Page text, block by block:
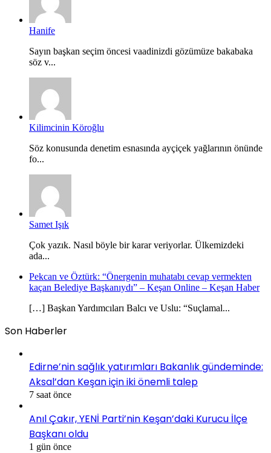
Hanife
Sayın başkan seçim öncesi vaadinizdi gözümüze bakabaka
söz v...
Kilimcinin Köroğlu
Söz konusunda denetim esnasında ayçiçek yağlarının önünde
fo...
Samet Işık
Çok yazık. Nasıl böyle bir karar veriyorlar. Ülkemizdeki
ada...
Pekcan ve Öztürk: “Önergenin muhatabı cevap vermekten
kaçan Belediye Başkanıydı” – Keşan Online – Keşan Haber
[…] Başkan Yardımcıları Balcı ve Uslu: “Suçlamal...
Son Haberler
Edirne’nin sağlık yatırımları Bakanlık gündeminde:
Aksal’dan Keşan için iki önemli talep
7 saat önce
Anıl Çakır, YENİ Parti’nin Keşan’daki Kurucu İlçe
Başkanı oldu
1 gün önce